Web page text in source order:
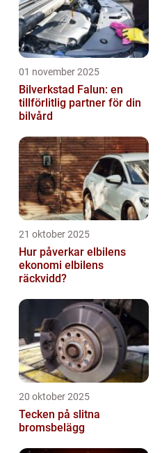
01 november 2025
Bilverkstad Falun: en
tillförlitlig partner för din
bilvård
21 oktober 2025
Hur påverkar elbilens
ekonomi elbilens
räckvidd?
20 oktober 2025
Tecken på slitna
bromsbelägg